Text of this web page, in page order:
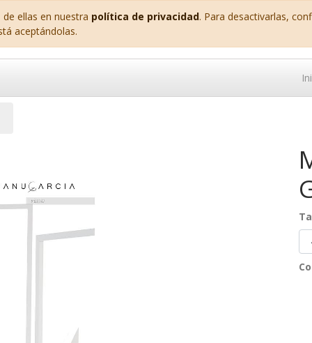
ellas en nuestra política de privacidad. Para desactivarlas,
aceptándolas.